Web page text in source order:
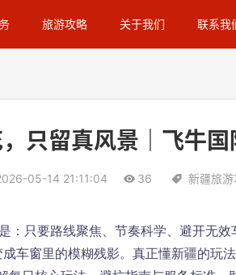
旅游攻略 关于我们 联系我
只留真风景｜飞牛
05-14 21:11:04 36 新疆旅游
只要路线聚焦、节奏科学、避开无
车窗里的模糊残影。真正懂新疆的玩